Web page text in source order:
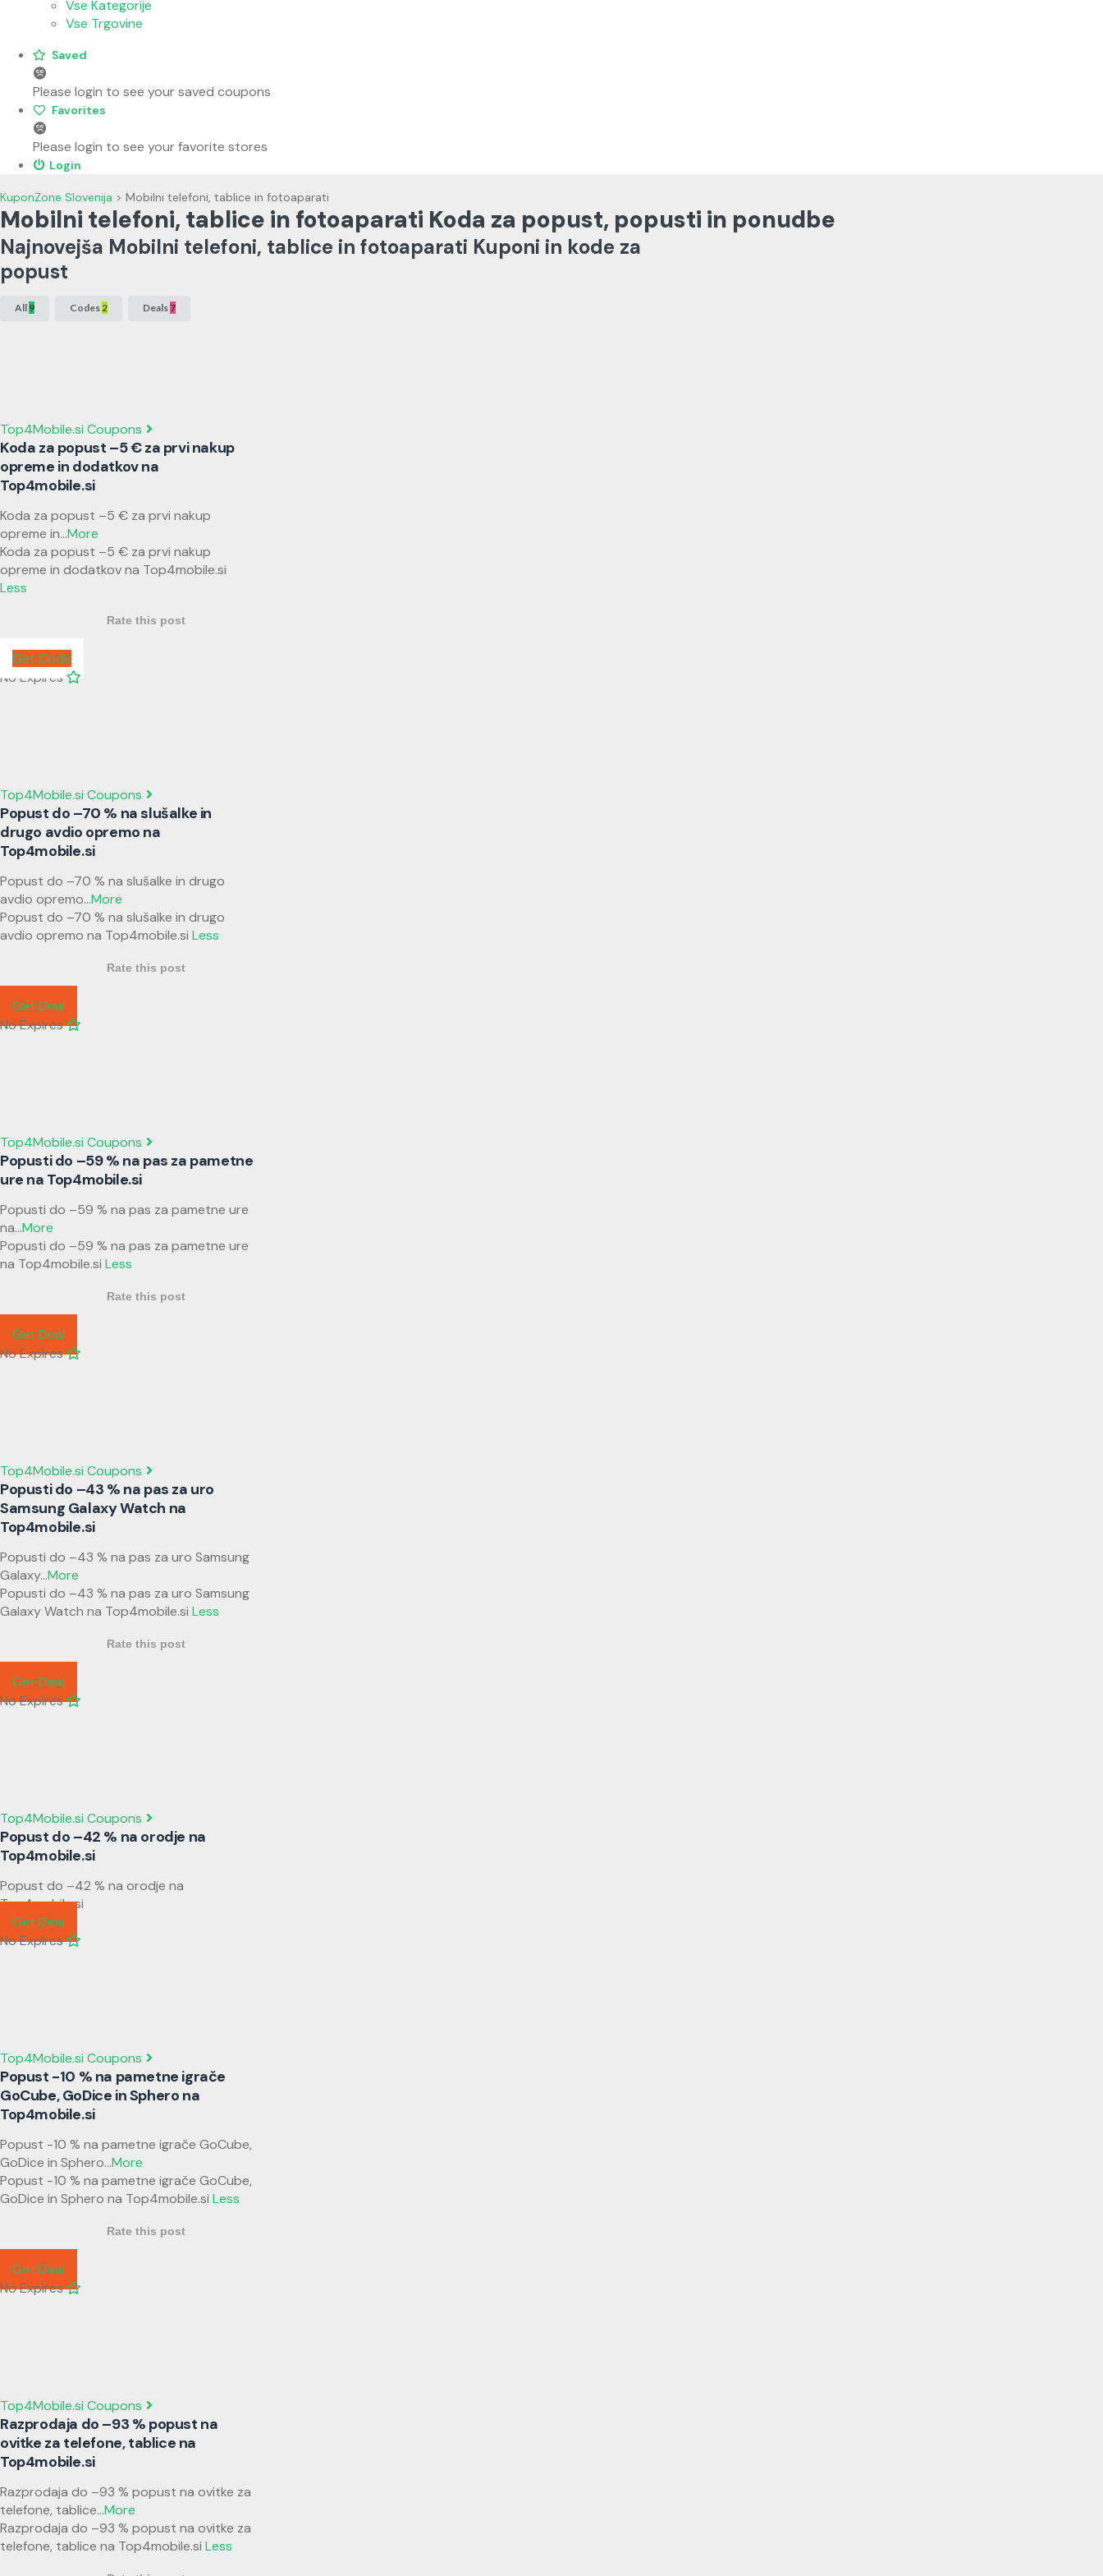
Vse Kategorije
Vse Trgovine
Saved
Please login to see your saved coupons
Favorites
Please login to see your favorite stores
Login
KuponZone Slovenija > Mobilni telefoni, tablice in fotoaparati
Mobilni telefoni, tablice in fotoaparati Koda za popust, popusti in ponudbe
Najnovejša Mobilni telefoni, tablice in fotoaparati Kuponi in kode za
popust
All 9 Codes2 Deals 7
Top4Mobile.si Coupons
Koda za popust –5 € za prvi nakup
opreme in dodatkov na
Top4mobile.si
Koda za popust –5 € za prvi nakup
opreme in...More
Koda za popust –5 € za prvi nakup
opreme in dodatkov na Top4mobile.si
Less
Rate this post
Get Code
No Expires
Top4Mobile.si Coupons
Popust do –70 % na slušalke in
drugo avdio opremo na
Top4mobile.si
Popust do –70 % na slušalke in drugo
avdio opremo...More
Popust do –70 % na slušalke in drugo
avdio opremo na Top4mobile.si Less
Rate this post
Get Deal
No Expires
Top4Mobile.si Coupons
Popusti do –59 % na pas za pametne
ure na Top4mobile.si
Popusti do –59 % na pas za pametne ure
na...More
Popusti do –59 % na pas za pametne ure
na Top4mobile.si Less
Rate this post
Get Deal
No Expires
Top4Mobile.si Coupons
Popusti do –43 % na pas za uro
Samsung Galaxy Watch na
Top4mobile.si
Popusti do –43 % na pas za uro Samsung
Galaxy...More
Popusti do –43 % na pas za uro Samsung
Galaxy Watch na Top4mobile.si Less
Rate this post
Get Deal
No Expires
Top4Mobile.si Coupons
Popust do –42 % na orodje na
Top4mobile.si
Popust do –42 % na orodje na
Top4mobile.si
Get Deal
No Expires
Top4Mobile.si Coupons
Popust -10 % na pametne igrače
GoCube, GoDice in Sphero na
Top4mobile.si
Popust -10 % na pametne igrače GoCube,
GoDice in Sphero...More
Popust -10 % na pametne igrače GoCube,
GoDice in Sphero na Top4mobile.si Less
Rate this post
Get Deal
No Expires
Top4Mobile.si Coupons
Razprodaja do –93 % popust na
ovitke za telefone, tablice na
Top4mobile.si
Razprodaja do –93 % popust na ovitke za
telefone, tablice...More
Razprodaja do –93 % popust na ovitke za
telefone, tablice na Top4mobile.si Less